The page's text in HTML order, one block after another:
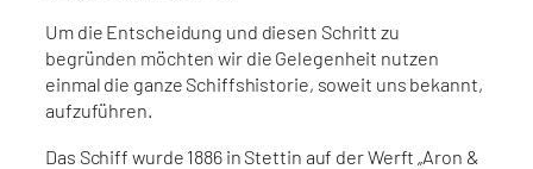
Um die Entscheidung und diesen Schritt zu
begründen möchten wir die Gelegenheit nutzen
einmal die ganze Schiffshistorie, soweit uns bekannt,
aufzuführen.
Das Schiff wurde 1886 in Stettin auf der Werft „Aron &